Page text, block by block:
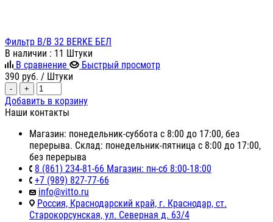
Фильтр В/В 32 BERKE БЕЛ
В наличии : 11 Штуки
В сравнение
Быстрый просмотр
390 руб. / Штуки
- +
Добавить в корзину
Наши контакты
Магазин: понедельник-суббота с 8:00 до 17:00, без
перерыва. Склад: понедельник-пятница с 8:00 до 17:00,
без перерыва
8 (861) 234-81-66 Магазин: пн-сб 8:00-18:00
+7 (989) 827-77-66
info@vitto.ru
Россия, Краснодарский край, г. Краснодар, ст.
Старокорсунская, ул. Северная д. 63/4